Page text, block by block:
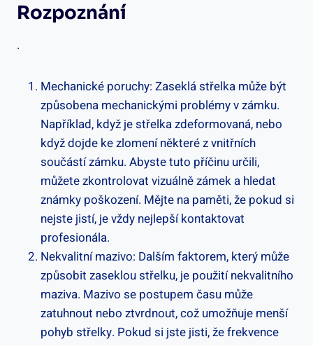
Rozpoznání
.
Mechanické poruchy: Zaseklá střelka může být
způsobena mechanickými problémy v ⁣zámku.
Například, když je střelka zdeformovaná, nebo
když dojde ke zlomení některé z vnitřních
součástí zámku. Abyste tuto příčinu určili,
můžete zkontrolovat vizuálně zámek a hledat
známky poškození. Mějte na paměti, že pokud si
​nejste jistí, je ⁣vždy nejlepší‍ kontaktovat
profesionála.
Nekvalitní mazivo:⁤ Dalším⁣ faktorem, který může
způsobit zaseklou střelku, je použití nekvalitního​
maziva. Mazivo se postupem času může
zatuhnout nebo ztvrdnout, což umožňuje menší
pohyb střelky. Pokud si jste jisti, že⁣ frekvence